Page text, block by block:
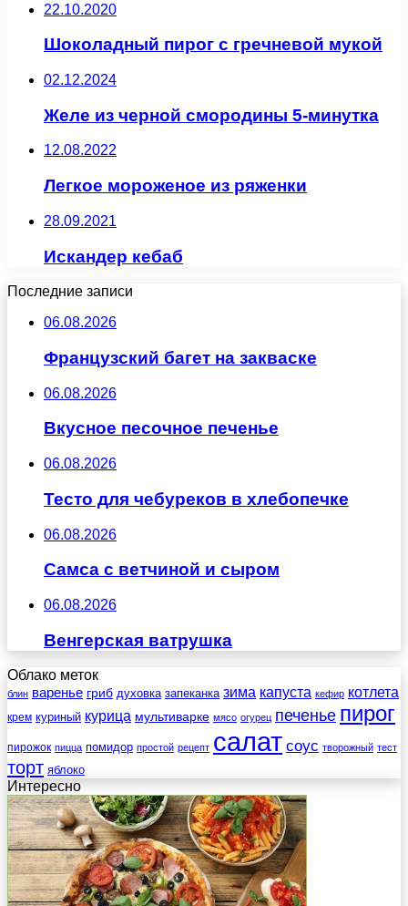
22.10.2020
Шоколадный пирог с гречневой мукой
02.12.2024
Желе из черной смородины 5-минутка
12.08.2022
Легкое мороженое из ряженки
28.09.2021
Искандер кебаб
Последние записи
06.08.2026
Французский багет на закваске
06.08.2026
Вкусное песочное печенье
06.08.2026
Тесто для чебуреков в хлебопечке
06.08.2026
Самса с ветчиной и сыром
06.08.2026
Венгерская ватрушка
Облако меток
блин варенье гриб духовка запеканка зима капуста кефир котлета
крем куриный курица мультиварке мясо огурец печенье пирог
пирожок пицца помидор простой рецепт салат соус творожный тест
торт яблоко
Интересно